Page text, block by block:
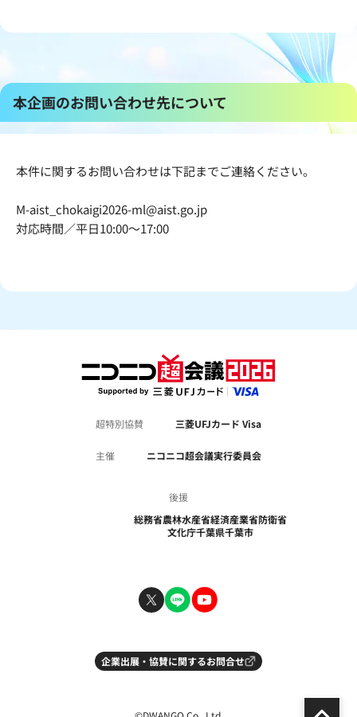
本企画のお問い合わせ先について
本件に関するお問い合わせは下記までご連絡ください。
M-aist_chokaigi2026-ml@aist.go.jp
対応時間／平日10:00～17:00
超特別協賛 三菱UFJカード Visa
主催 ニコニコ超会議実行委員会
後援
総務省農林水産省経済産業省防衛省
文化庁千葉県千葉市
企業出展・協賛に関するお問合せ